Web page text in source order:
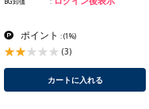
ポイント :(1%)
(3)
カートに入れる